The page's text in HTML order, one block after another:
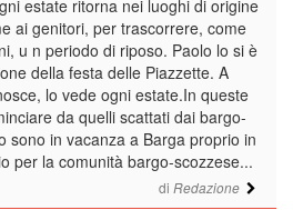
di Redazione
estate ritorna nei luoghi di origine
ai genitori, per trascorrere, come
u n periodo di riposo. Paolo lo si è
della festa delle Piazzette. A
lo vede ogni estate.In queste
da quelli scattati dai bargo-
sono in vacanza a Barga proprio in
per la comunità bargo-scozzese...